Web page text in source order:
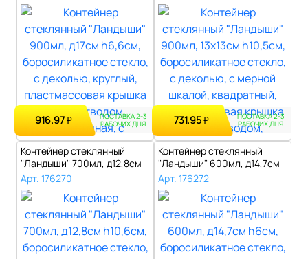
916.97₽ ПОСТАВКА 2-3
РАБОЧИХ ДНЯ 731.95₽ ПОСТАВКА 2-3
РАБОЧИХ ДНЯ
Контейнер стеклянный
"Ландыши" 700мл, д12,8см
h10,6см, ..
Арт. 176270
Контейнер стеклянный
"Ландыши" 600мл, д14,7см
h6см, бор..
Арт. 176272